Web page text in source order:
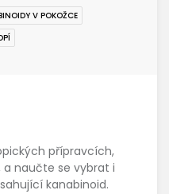
V POKOŽCE
přípravcích,
a naučte se vybrat i
kanabinoid.